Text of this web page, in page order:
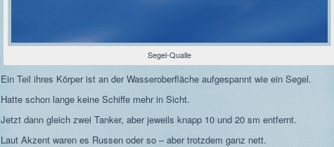
Segel-Qualle
Ein Teil ihres Körper ist an der Wasseroberfläche aufgespannt wie ein Segel.
Hatte schon lange keine Schiffe mehr in Sicht.
Jetzt dann gleich zwei Tanker, aber jeweils knapp 10 und 20 sm entfernt.
Laut Akzent waren es Russen oder so – aber trotzdem ganz nett.